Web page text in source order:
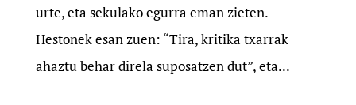
urte, eta sekulako egurra eman zieten.
Hestonek esan zuen: “Tira, kritika txarrak
ahaztu behar direla suposatzen dut”, eta...